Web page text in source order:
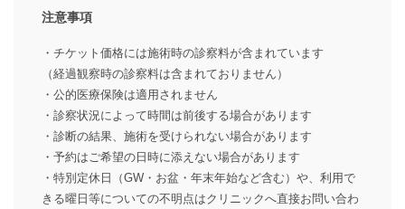
注意事項
・チケット価格には施術時の診察料が含まれています
（経過観察時の診察料は含まれておりません）
・公的医療保険は適用されません
・診察状況によって時間は前後する場合があります
・診断の結果、施術を受けられない場合があります
・予約はご希望の日時に添えない場合があります
・特別定休日（GW・お盆・年末年始など含む）や、利用で
きる曜日等についての不明点はクリニックへ直接お問い合わ